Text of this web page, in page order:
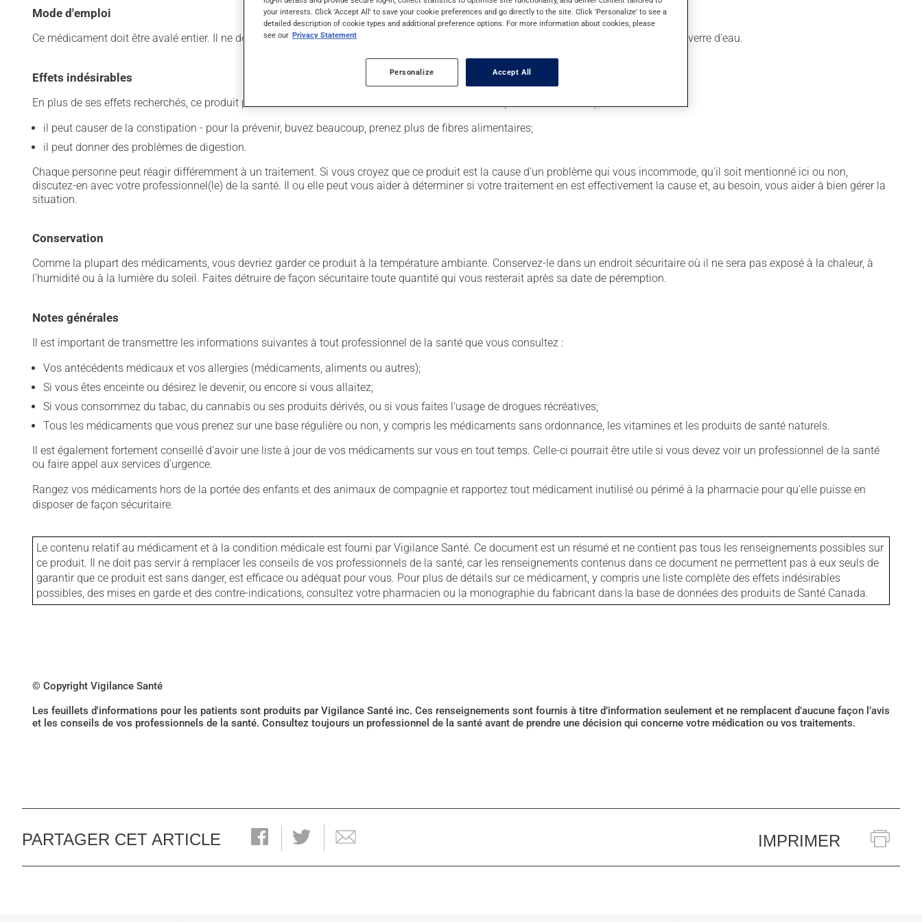
Mode d'emploi
Ce médicament doit être avalé entier. Il ne doit pas être coupé, croqué ou écrasé. Ce médicament doit être pris avec un repas et un grand verre d'eau.
Effets indésirables
En plus de ses effets recherchés, ce produit peut à l'occasion entraîner certains effets indésirables (effets secondaires), notamment :
il peut causer de la constipation - pour la prévenir, buvez beaucoup, prenez plus de fibres alimentaires;
il peut donner des problèmes de digestion.
Chaque personne peut réagir différemment à un traitement. Si vous croyez que ce produit est la cause d'un problème qui vous incommode, qu'il soit mentionné ici ou non,
discutez-en avec votre professionnel(le) de la santé. Il ou elle peut vous aider à déterminer si votre traitement en est effectivement la cause et, au besoin, vous aider à bien gérer la
situation.
Conservation
Comme la plupart des médicaments, vous devriez garder ce produit à la température ambiante. Conservez-le dans un endroit sécuritaire où il ne sera pas exposé à la chaleur, à
l'humidité ou à la lumière du soleil. Faites détruire de façon sécuritaire toute quantité qui vous resterait après sa date de péremption.
Notes générales
Il est important de transmettre les informations suivantes à tout professionnel de la santé que vous consultez :
Vos antécédents médicaux et vos allergies (médicaments, aliments ou autres);
Si vous êtes enceinte ou désirez le devenir, ou encore si vous allaitez;
Si vous consommez du tabac, du cannabis ou ses produits dérivés, ou si vous faites l'usage de drogues récréatives;
Tous les médicaments que vous prenez sur une base régulière ou non, y compris les médicaments sans ordonnance, les vitamines et les produits de santé naturels.
Il est également fortement conseillé d'avoir une liste à jour de vos médicaments sur vous en tout temps. Celle-ci pourrait être utile si vous devez voir un professionnel de la santé
ou faire appel aux services d'urgence.
Rangez vos médicaments hors de la portée des enfants et des animaux de compagnie et rapportez tout médicament inutilisé ou périmé à la pharmacie pour qu'elle puisse en
disposer de façon sécuritaire.
Le contenu relatif au médicament et à la condition médicale est fourni par Vigilance Santé. Ce document est un résumé et ne contient pas tous les renseignements possibles sur
ce produit. Il ne doit pas servir à remplacer les conseils de vos professionnels de la santé, car les renseignements contenus dans ce document ne permettent pas à eux seuls de
garantir que ce produit est sans danger, est efficace ou adéquat pour vous. Pour plus de détails sur ce médicament, y compris une liste complète des effets indésirables
possibles, des mises en garde et des contre-indications, consultez votre pharmacien ou la monographie du fabricant dans la base de données des produits de Santé Canada.
© Copyright Vigilance Santé
Les feuillets d'informations pour les patients sont produits par Vigilance Santé inc. Ces renseignements sont fournis à titre d’information seulement et ne remplacent d’aucune façon l’avis
et les conseils de vos professionnels de la santé. Consultez toujours un professionnel de la santé avant de prendre une décision qui concerne votre médication ou vos traitements.
PARTAGER CET ARTICLE IMPRIMER
your interests. Click 'Accept All' to save your cookie preferences and go directly to the site. Click 'Personalize' to see a
detailed description of cookie types and additional preference options. For more information about cookies, please
see our Privacy Statement
Personalize Accept All